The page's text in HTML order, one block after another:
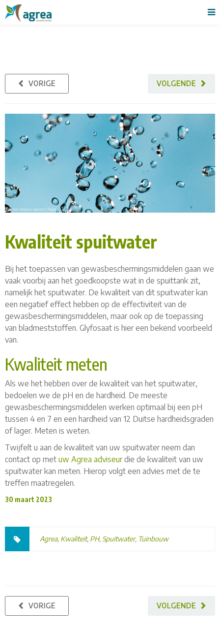
VOLGENDE
VORIGE
Kwaliteit spuitwater
Bij het toepassen van gewasbeschermingsmiddelen gaan we
vaak voorbij aan het goedkoopste wat in de spuittank zit,
namelijk het spuitwater. De kwaliteit van dit spuitwater kan
een negatief effect hebben op de effectiviteit van de
gewasbeschermingsmiddelen, maar ook op de toepassing
van bladmeststoffen. Glyfosaat is hier een bekend voorbeeld
van.
Kwaliteit meten
Als we het hebben over de kwaliteit van het spuitwater,
bedoelen we de pH en de hardheid. De meeste
gewasbeschermingsmiddelen werken optimaal bij een pH
tussen 4 en 7 en een hardheid van 12 Duitse hardheidsgraden
of lager. Meten is weten.
Twijfelt u aan de kwaliteit van uw spuitwater neem dan
contact op met uw Agrea adviseurdie de kwaliteit van uw
spuitwater kan meten. Hierop volgt een advies met de te
treffen maatregelen.
30 maart 2023
Agrea, Kwaliteit, PH, Spuitwater, Tuinbouw
VOLGENDE
VORIGE